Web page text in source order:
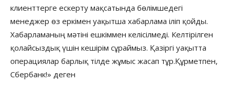
клиенттерге ескерту мақсатында бөлімшедегі
менеджер өз еркімен уақытша хабарлама іліп қойды.
Хабарламаның мәтіні ешкіммен келісілмеді. Келтірілген
қолайсыздық үшін кешірім сұраймыз. Қазіргі уақытта
операциялар барлық тілде жұмыс жасап тұр.Құрметпен,
Сбербанк!» деген